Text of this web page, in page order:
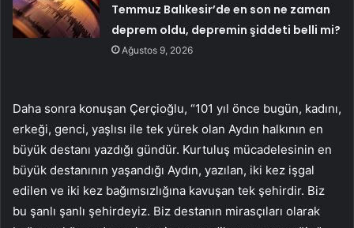
Temmuz Balıkesir’de en son ne zaman
deprem oldu, depremin şiddeti belli mi?
Ağustos 9, 2026
Daha sonra konuşan Çerçioğlu, “101 yıl önce bugün, kadını,
erkeği, genci, yaşlısı ile tek yürek olan Aydın halkının en
büyük destanı yazdığı gündür. Kurtuluş mücadelesinin en
büyük destanının yaşandığı Aydın, yazılan, iki kez işgal
edilen ve iki kez bağımsızlığına kavuşan tek şehirdir. Biz
bu şanlı şanlı şehirdeyiz. Biz destanın mirasçıları olarak